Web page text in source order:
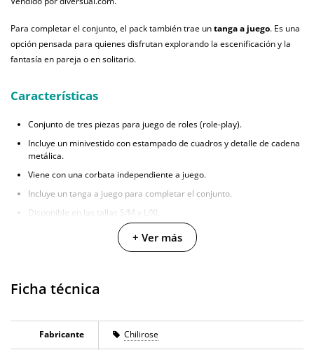
Para completar el conjunto, el pack también trae untanga a juego. Es una
opción pensada para quienes disfrutan explorando la escenificación y la
fantasía en pareja o en solitario.
Características
Conjunto de tres piezas para juego de roles (role-play).
Incluye un minivestido con estampado de cuadros y detalle de cadena
metálica.
Viene con una corbata independiente a juego.
Incluye un tanga a juego para completar el conjunto.
Disponible en las tallas S/M y L/XL.
+ Ver más
Ficha técnica
Fabricante Chilirose